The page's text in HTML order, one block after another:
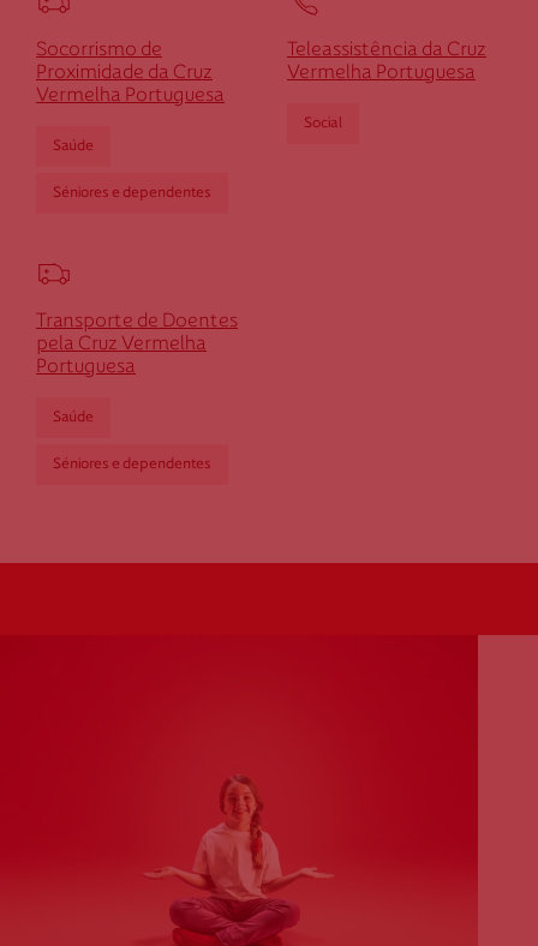
Socorrismo de
Proximidade da Cruz
Vermelha Portuguesa
Saúde
Séniores e dependentes
Teleassistência da Cruz
Vermelha Portuguesa
Social
Transporte de Doentes
pela Cruz Vermelha
Portuguesa
Saúde
Séniores e dependentes